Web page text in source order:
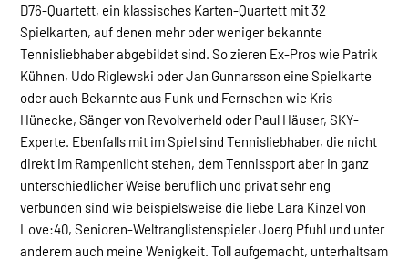
D76-Quartett, ein klassisches Karten-Quartett mit 32
Spielkarten, auf denen mehr oder weniger bekannte
Tennisliebhaber abgebildet sind. So zieren Ex-Pros wie Patrik
Kühnen, Udo Riglewski oder Jan Gunnarsson eine Spielkarte
oder auch Bekannte aus Funk und Fernsehen wie Kris
Hünecke, Sänger von Revolverheld oder Paul Häuser, SKY-
Experte. Ebenfalls mit im Spiel sind Tennisliebhaber, die nicht
direkt im Rampenlicht stehen, dem Tennissport aber in ganz
unterschiedlicher Weise beruflich und privat sehr eng
verbunden sind wie beispielsweise die liebe Lara Kinzel von
Love:40, Senioren-Weltranglistenspieler Joerg Pfuhl und unter
anderem auch meine Wenigkeit. Toll aufgemacht, unterhaltsam